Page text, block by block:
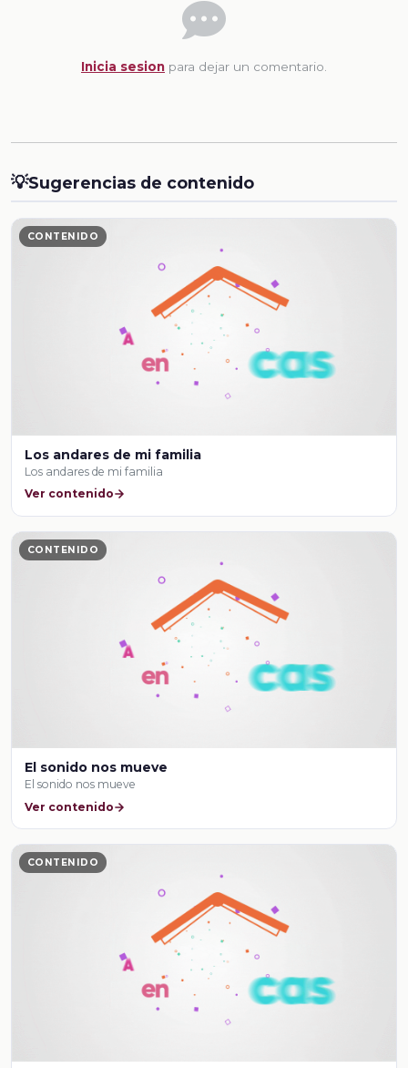
Inicia sesion para dejar un comentario.
💡Sugerencias de contenido
CONTENIDO
Los andares de mi familia
Los andares de mi familia
Ver contenido
CONTENIDO
El sonido nos mueve
El sonido nos mueve
Ver contenido
CONTENIDO